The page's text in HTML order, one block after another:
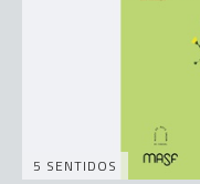
5 SENTIDOS